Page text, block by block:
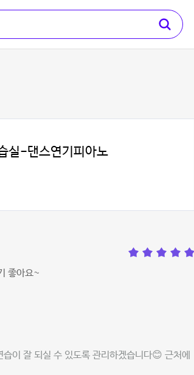
실-댄스연기피아노
좋아요~
이 잘 되실 수 있도록 관리하겠습니다😊 근처에